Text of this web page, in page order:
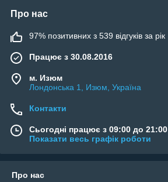
Про нас
97% позитивних з 539 відгуків за рік
Працює з 30.08.2016
м. Изюм
Лондонська 1, Изюм, Україна
Контакти
Сьогодні працює з 09:00 до 21:00
Показати весь графік роботи
Про нас